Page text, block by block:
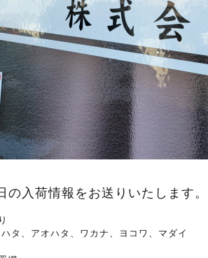
の入荷情報をお送りいたします。
タ、アオハタ、ワカナ、ヨコワ、マダイ